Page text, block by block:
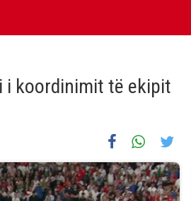
i koordinimit të ekipit